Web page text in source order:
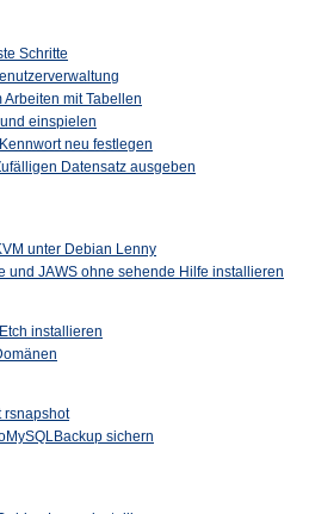
Schritte
Arbeiten mit Tabellen
einspielen
neu festlegen
Datensatz ausgeben
unter Debian Lenny
und JAWS ohne sehende Hilfe installieren
installieren
rsnapshot
sichern